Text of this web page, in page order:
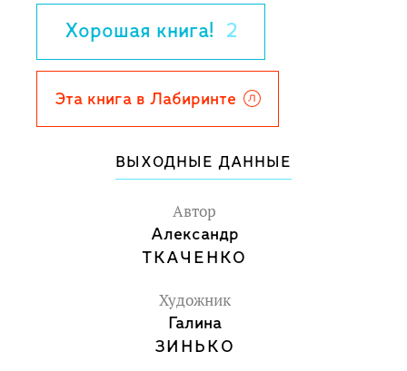
школьного возраста.
3-е издание.
Хорошая книга! 2
Эта книга в Лабиринте
ВЫХОДНЫЕ ДАННЫЕ
Автор
Александр
ТКАЧЕНКО
Художник
Галина
ЗИНЬКО